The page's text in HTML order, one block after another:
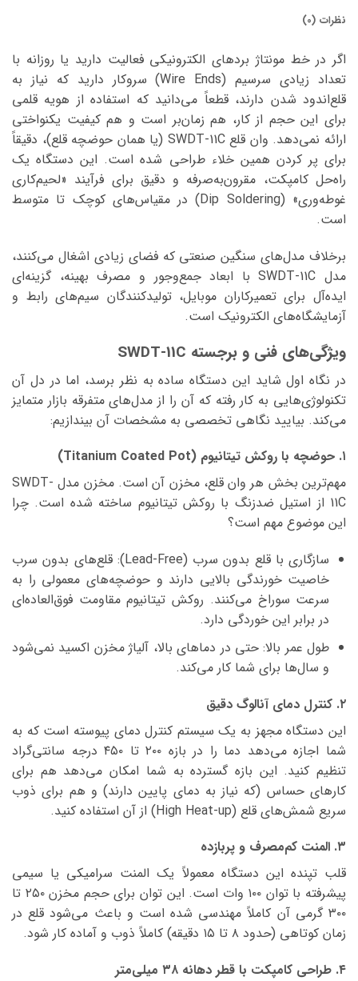
نظرات (0)
اگر در خط مونتاژ بردهای الکترونیکی فعالیت دارید یا روزانه با
تعداد زیادی سرسیم (Wire Ends) سروکار دارید که نیاز به
قلع‌اندود شدن دارند، قطعاً می‌دانید که استفاده از هویه قلمی
برای این حجم از کار، هم زمان‌بر است و هم کیفیت یکنواختی
ارائه نمی‌دهد. وان قلع SWDT-11C (یا همان حوضچه قلع)، دقیقاً
برای پر کردن همین خلاء طراحی شده است. این دستگاه یک
راه‌حل کامپکت، مقرون‌به‌صرفه و دقیق برای فرآیند «لحیم‌کاری
غوطه‌وری» (Dip Soldering) در مقیاس‌های کوچک تا متوسط
است.
برخلاف مدل‌های سنگین صنعتی که فضای زیادی اشغال می‌کنند،
مدل SWDT-11C با ابعاد جمع‌وجور و مصرف بهینه، گزینه‌ای
ایده‌آل برای تعمیرکاران موبایل، تولیدکنندگان سیم‌های رابط و
آزمایشگاه‌های الکترونیک است.
ویژگی‌های فنی و برجسته SWDT-11C
در نگاه اول شاید این دستگاه ساده به نظر برسد، اما در دل آن
تکنولوژی‌هایی به کار رفته که آن را از مدل‌های متفرقه بازار متمایز
می‌کند. بیایید نگاهی تخصصی به مشخصات آن بیندازیم:
۱. حوضچه با روکش تیتانیوم (Titanium Coated Pot)
مهم‌ترین بخش هر وان قلع، مخزن آن است. مخزن مدل SWDT-
11C از استیل ضدزنگ با روکش تیتانیوم ساخته شده است. چرا
این موضوع مهم است؟
سازگاری با قلع بدون سرب (Lead-Free): قلع‌های بدون سرب
خاصیت خورندگی بالایی دارند و حوضچه‌های معمولی را به
سرعت سوراخ می‌کنند. روکش تیتانیوم مقاومت فوق‌العاده‌ای
در برابر این خوردگی دارد.
طول عمر بالا: حتی در دماهای بالا، آلیاژ مخزن اکسید نمی‌شود
و سال‌ها برای شما کار می‌کند.
۲. کنترل دمای آنالوگ دقیق
این دستگاه مجهز به یک سیستم کنترل دمای پیوسته است که به
شما اجازه می‌دهد دما را در بازه ۲۰۰ تا ۴۵۰ درجه سانتی‌گراد
تنظیم کنید. این بازه گسترده به شما امکان می‌دهد هم برای
کارهای حساس (که نیاز به دمای پایین دارند) و هم برای ذوب
سریع شمش‌های قلع (High Heat-up) از آن استفاده کنید.
۳. المنت کم‌مصرف و پربازده
قلب تپنده این دستگاه معمولاً یک المنت سرامیکی یا سیمی
پیشرفته با توان ۱۰۰ وات است. این توان برای حجم مخزن ۲۵۰ تا
۳۰۰ گرمی آن کاملاً مهندسی شده است و باعث می‌شود قلع در
زمان کوتاهی (حدود ۸ تا ۱۵ دقیقه) کاملاً ذوب و آماده کار شود.
۴. طراحی کامپکت با قطر دهانه ۳۸ میلی‌متر